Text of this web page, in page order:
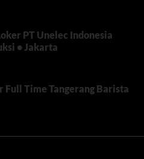
PT Unelec Indonesia
• Jakarta
Full Time Tangerang Barista